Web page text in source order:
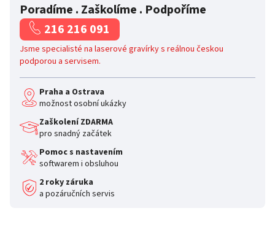
Poradíme . Zaškolíme . Podpoříme
216 216 091
Jsme specialisté na laserové gravírky s reálnou českou
podporou a servisem.
Praha a Ostrava
možnost osobní ukázky
Zaškolení ZDARMA
pro snadný začátek
Pomoc s nastavením
softwarem i obsluhou
2 roky záruka
a pozáručních servis